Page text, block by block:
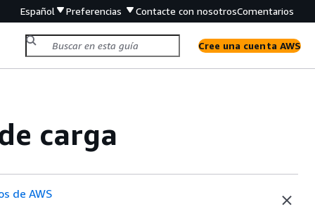
Español Preferencias Contacte con nosotrosComentarios
Cree una cuenta AWS
carga
de AWS